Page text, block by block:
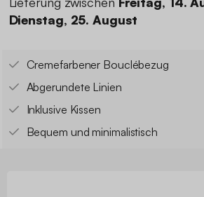
Dienstag, 25. August
Cremefarbener Bouclébezug
Abgerundete Linien
Inklusive Kissen
Bequem und minimalistisch